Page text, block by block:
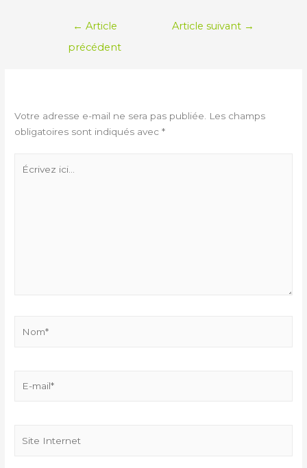
← Article
précédent
Article suivant →
Votre adresse e-mail ne sera pas publiée.
Les champs
obligatoires sont indiqués avec*